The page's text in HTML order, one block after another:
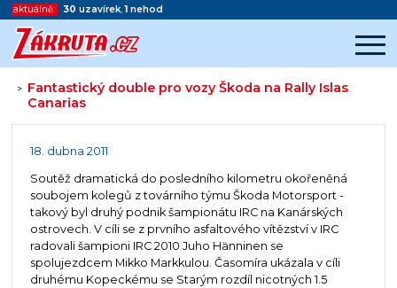
aktuálně: 30 uzavírek,1 nehod
> Fantastický double pro vozy Škoda na Rally Islas
Canarias
Začátek reklamy
18. dubna 2011
Soutěž dramatická do posledního kilometru okořeněná
soubojem kolegů z továrního týmu Škoda Motorsport -
takový byl druhý podnik šampionátu IRC na Kanárských
ostrovech. V cíli se z prvního asfaltového vítězství v IRC
radovali šampioni IRC 2010 Juho Hänninen se
spolujezdcem Mikko Markkulou. Časomíra ukázala v cíli
druhému Kopeckému se Starým rozdíl nicotných 1.5